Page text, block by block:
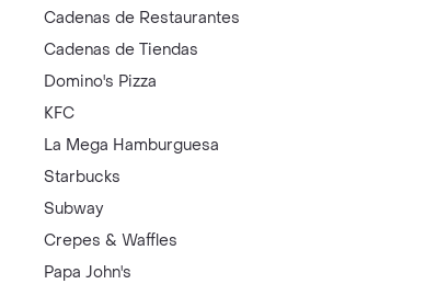
Cadenas de Restaurantes
Cadenas de Tiendas
Domino's Pizza
KFC
La Mega Hamburguesa
Starbucks
Subway
Crepes & Waffles
Papa John's